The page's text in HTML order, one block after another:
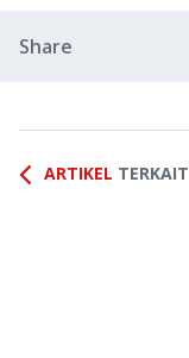
Share
ARTIKEL TERKAIT